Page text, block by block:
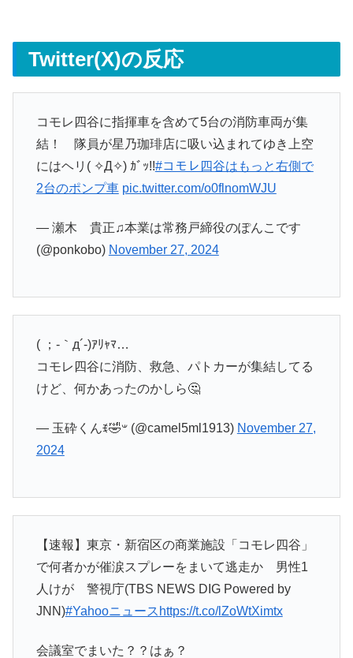
Twitter(X)の反応
コモレ四谷に指揮車を含めて5台の消防車両が集
結！ 隊員が星乃珈琲店に吸い込まれてゆき上空
にはヘリ( ✧Д✧) ｶﾞｯ!!#コモレ四谷はもっと右側で
2台のポンプ車 pic.twitter.com/o0flnomWJU
— 瀬木 貴正♫本業は常務戸締役のぽんこです
(@ponkobo) November 27, 2024
( ；-｀д´-)ｱﾘｬﾏ…
コモレ四谷に消防、救急、パトカーが集結してる
けど、何かあったのかしら🤔
— 玉砕くんꉂ🤣𐤔 (@camel5ml1913) November 27,
2024
【速報】東京・新宿区の商業施設「コモレ四谷」
で何者かが催涙スプレーをまいて逃走か 男性1
人けが 警視庁(TBS NEWS DIG Powered by
JNN)#Yahooニュース https://t.co/lZoWtXimtx
会議室でまいた？？はぁ？